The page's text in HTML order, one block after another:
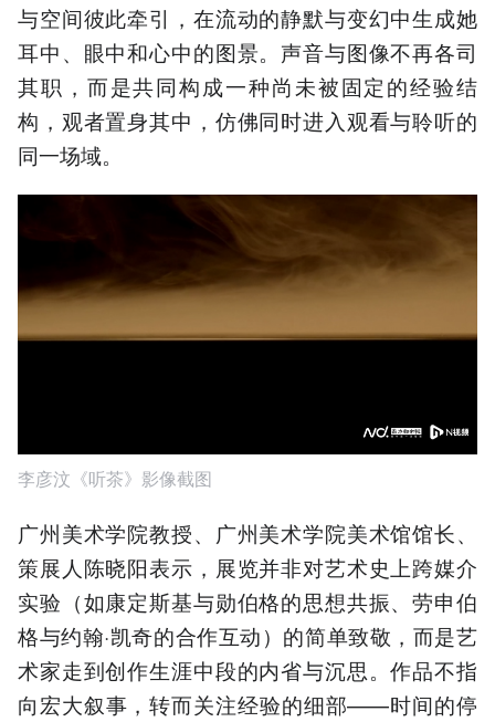
与空间彼此牵引，在流动的静默与变幻中生成她
耳中、眼中和心中的图景。声音与图像不再各司
其职，而是共同构成一种尚未被固定的经验结
构，观者置身其中，仿佛同时进入观看与聆听的
同一场域。
李彦汶《听茶》影像截图
广州美术学院教授、广州美术学院美术馆馆长、
策展人陈晓阳表示，展览并非对艺术史上跨媒介
实验（如康定斯基与勋伯格的思想共振、劳申伯
格与约翰·凯奇的合作互动）的简单致敬，而是艺
术家走到创作生涯中段的内省与沉思。作品不指
向宏大叙事，转而关注经验的细部——时间的停